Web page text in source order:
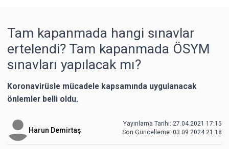
Tam kapanmada hangi sınavlar
ertelendi? Tam kapanmada ÖSYM
sınavları yapılacak mı?
Koronavirüsle mücadele kapsamında uygulanacak
önlemler belli oldu.
Harun Demirtaş
Yayınlama Tarihi: 27.04.2021 17:15
Son Güncelleme: 03.09.2024 21:18